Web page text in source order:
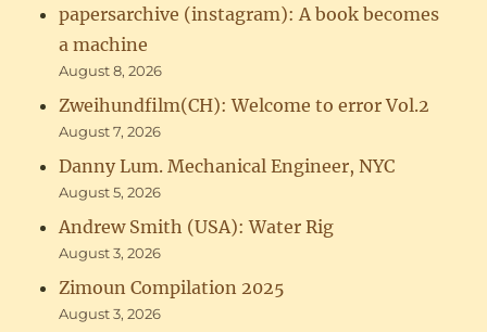
papersarchive (instagram): A book becomes
a machine
August 8, 2026
Zweihundfilm(CH): Welcome to error Vol.2
August 7, 2026
Danny Lum. Mechanical Engineer, NYC
August 5, 2026
Andrew Smith (USA): Water Rig
August 3, 2026
Zimoun Compilation 2025
August 3, 2026